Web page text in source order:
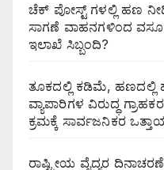
ಚೆಕ್ ಪೋಸ್ಟ್ ಗಳಲ್ಲಿ ಹಣ
ಸಾಗಣೆ ವಾಹನಗಳಿಂದ
ಇಲಾಖೆ ಸಿಬ್ಬಂದಿ?
ತೂಕದಲ್ಲಿ ಕಡಿಮೆ, ಹಣದಲ್ಲಿ
ವ್ಯಾಪಾರಿಗಳ ವಿರುದ್ಧ
ಕ್ರಮಕ್ಕೆ ಸಾರ್ವಜನಿಕರ
ರಾಷ್ಟ್ರೀಯ ವೈದ್ಯರ